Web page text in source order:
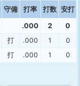
守備 打率 打数 安打
.000 2 0
打 .000 1 0
打 .000 1 0